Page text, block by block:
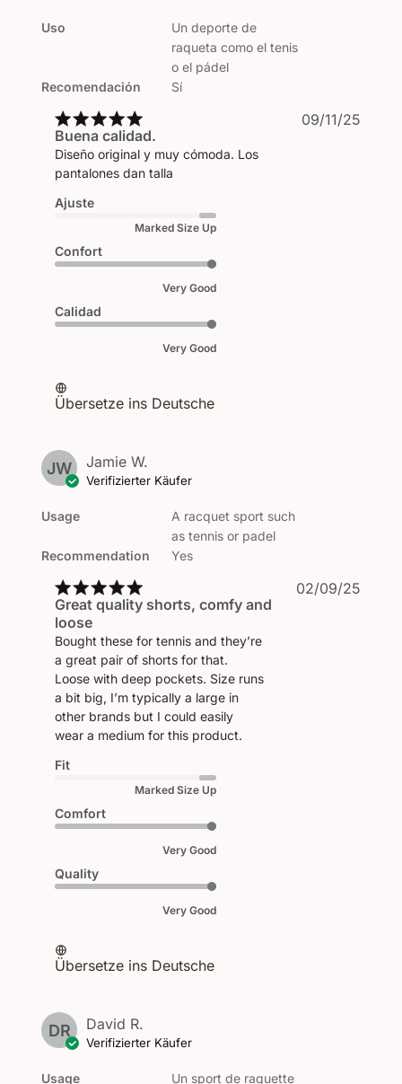
Uso
Recomendación
Un deporte de
raqueta como el tenis
o el pádel
Sí
Buena calidad.
Diseño original y muy cómoda. Los
pantalones dan talla
Ajuste
Marked Size Up
Confort
Very Good
Calidad
Very Good
Übersetze ins Deutsche
09/11/25
JW Jamie W.
Verifizierter Käufer
Usage
Recommendation
A racquet sport such
as tennis or padel
Yes
Great quality shorts, comfy and
loose
Bought these for tennis and they’re
a great pair of shorts for that.
Loose with deep pockets. Size runs
a bit big, I’m typically a large in
other brands but I could easily
wear a medium for this product.
Fit
Marked Size Up
Comfort
Very Good
Quality
Very Good
Übersetze ins Deutsche
02/09/25
DR David R.
Verifizierter Käufer
Usage Un sport de raquette